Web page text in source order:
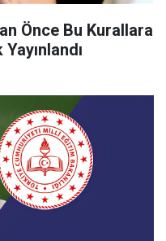
Önce Bu Kurallara